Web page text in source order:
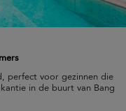
perfect voor gezinnen die
in de buurt van Bang